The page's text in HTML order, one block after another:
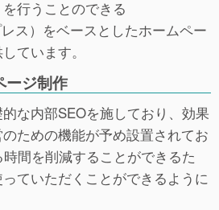
行うことのできる
ス）をベースとしたホームペー
ています。
ージ制作
な内部SEOを施しており、効果
ための機能が予め設置されてお
間を削減することができるた
ていただくことができるように